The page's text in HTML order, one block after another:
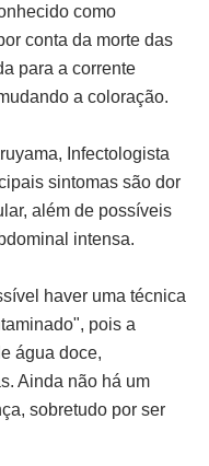
como
conta da morte das
para a corrente
a coloração.
Infectologista
sintomas são dor
além de possíveis
intensa.
haver uma técnica
pois a
água doce,
Ainda não há um
sobretudo por ser